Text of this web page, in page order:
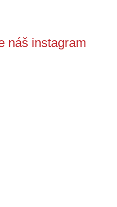
náš instagram